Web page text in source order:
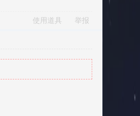
使用道具 举报